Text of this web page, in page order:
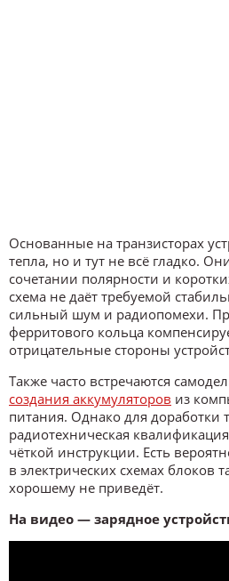
Основанные на транзисторах
тепла, но и тут не всё гладко.
сочетании полярности и
схема не даёт требуемой
сильный шум и радиопомехи.
ферритового кольца
отрицательные стороны
Также часто встречаются
создания аккумуляторов из
питания. Однако для доработки
радиотехническая
чёткой инструкции. Есть
в электрических схемах блоков
хорошему не приведёт.
На видео — зарядное